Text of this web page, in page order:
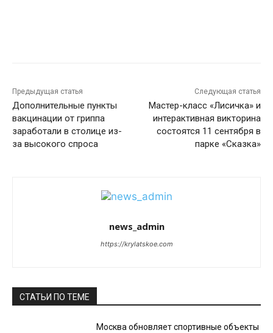
Предыдущая статья
Дополнительные пункты
вакцинации от гриппа
заработали в столице из-
за высокого спроса
Следующая статья
Мастер-класс «Лисичка» и
интерактивная викторина
состоятся 11 сентября в
парке «Сказка»
news_admin
https://krylatskoe.com
СТАТЬИ ПО ТЕМЕ
Москва обновляет спортивные объекты